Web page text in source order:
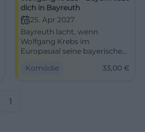
dich in Bayreuth
25. Apr 2027
Bayreuth lacht, wenn
Wolfgang Krebs im
Europasaal seine bayerische
33 €. Jetzt Tickets sichern!
Komödie 33,00 €
1